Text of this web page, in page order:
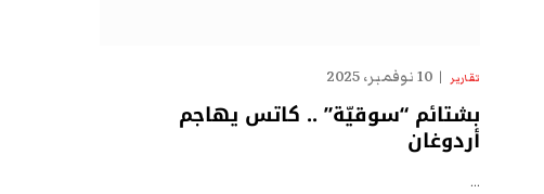
تقارير 10 نوفمبر، 2025
بشتائم “سوقيّة” .. كاتس يهاجم
أردوغان
…